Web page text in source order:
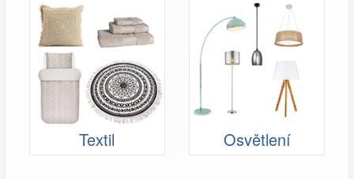
Textil Osvětlení